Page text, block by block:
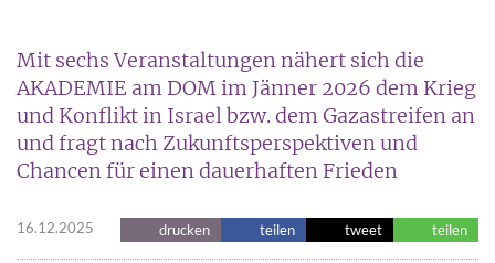
Mit sechs Veranstaltungen nähert sich die
AKADEMIE am DOM im Jänner 2026 dem Krieg
und Konflikt in Israel bzw. dem Gazastreifen an
und fragt nach Zukunftsperspektiven und
Chancen für einen dauerhaften Frieden
16.12.2025 drucken teilen tweet teilen